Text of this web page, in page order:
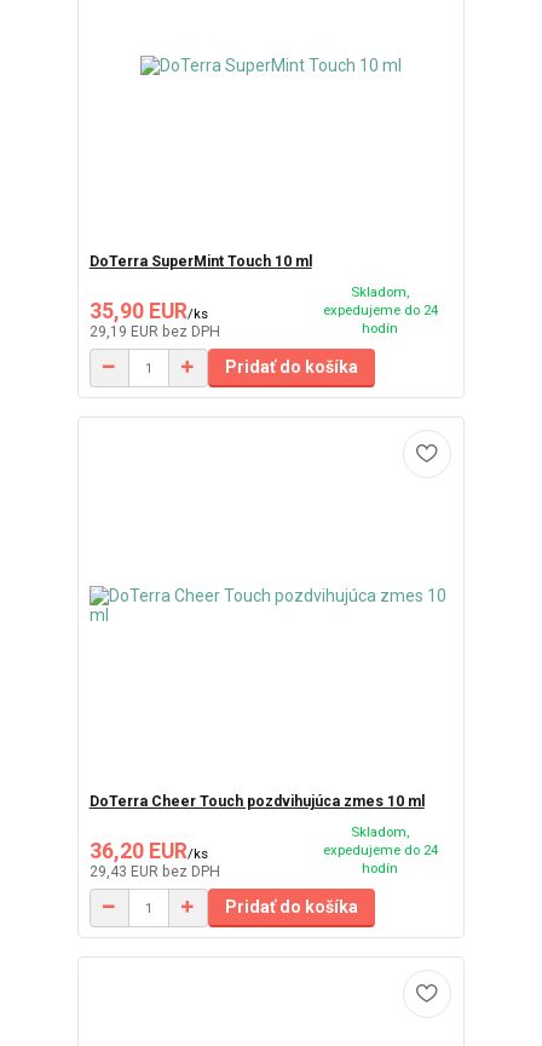
DoTerra SuperMint Touch 10 ml
35,90 EUR/ks
29,19 EUR bez DPH
Skladom,
expedujeme do 24
hodín
Pridať do košíka
DoTerra Cheer Touch pozdvihujúca zmes 10 ml
36,20 EUR/ks
29,43 EUR bez DPH
Skladom,
expedujeme do 24
hodín
Pridať do košíka